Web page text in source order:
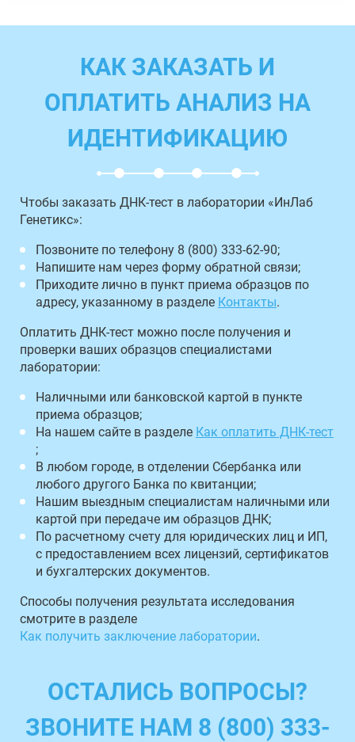
КАК ЗАКАЗАТЬ И
ОПЛАТИТЬ АНАЛИЗ НА
ИДЕНТИФИКАЦИЮ
Чтобы заказать ДНК-тест в лаборатории «ИнЛаб
Генетикс»:
Позвоните по телефону 8 (800) 333-62-90;
Напишите нам через форму обратной связи;
Приходите лично в пункт приема образцов по
адресу, указанному в разделе Контакты.
Оплатить ДНК-тест можно после получения и
проверки ваших образцов специалистами
лаборатории:
Наличными или банковской картой в пункте
приема образцов;
На нашем сайте в разделе Как оплатить ДНК-тест
;
В любом городе, в отделении Сбербанка или
любого другого Банка по квитанции;
Нашим выездным специалистам наличными или
картой при передаче им образцов ДНК;
По расчетному счету для юридических лиц и ИП,
с предоставлением всех лицензий, сертификатов
и бухгалтерских документов.
Способы получения результата исследования
смотрите в разделе
Как получить заключение лаборатории.
ОСТАЛИСЬ ВОПРОСЫ?
ЗВОНИТЕ НАМ 8 (800) 333-